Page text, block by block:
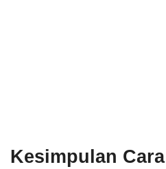
Kesimpulan